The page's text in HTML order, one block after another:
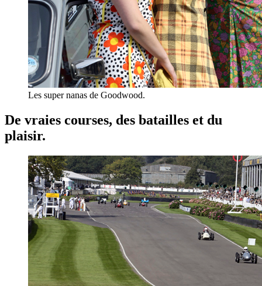
Les super nanas de Goodwood.
De vraies courses, des batailles et du
plaisir.